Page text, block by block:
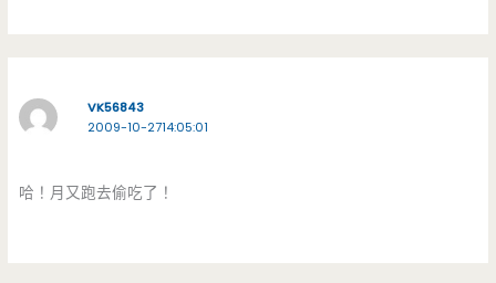
VK56843
2009-10-2714:05:01
哈！月又跑去偷吃了！